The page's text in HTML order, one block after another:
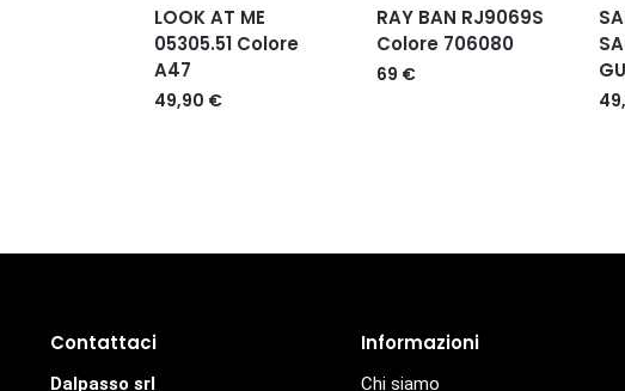
LOOK AT ME
05305.51 Colore
A47
49,90 €
RAY BAN RJ9069S
Colore 706080
69 €
Contattaci
Dalpasso srl
Informazioni
Chi siamo